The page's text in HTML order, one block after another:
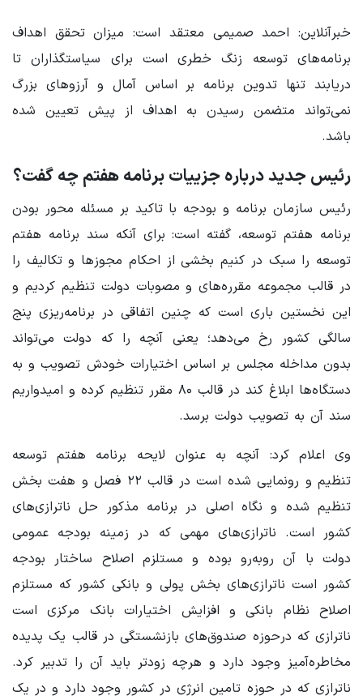
خبرآنلاین: احمد صمیمی معتقد است: میزان تحقق اهداف
برنامه‌های توسعه زنگ خطری است برای سیاستگذاران تا
دریابند تنها تدوین برنامه بر اساس آمال و آرزوهای بزرگ
نمی‌تواند متضمن رسیدن به اهداف از پیش تعیین شده
باشد.
رئیس جدید درباره جزییات برنامه هفتم چه گفت؟
رئیس سازمان برنامه و بودجه با تاکید بر مسئله محور بودن
برنامه هفتم توسعه، گفته است: برای آنکه سند برنامه هفتم
توسعه را سبک در کنیم بخشی از احکام مجوزها و تکالیف را
در قالب مجموعه مقرره‌های و مصوبات دولت تنظیم کردیم و
این نخستین باری است که چنین اتفاقی در برنامه‌ریزی پنج
سالگی کشور رخ می‌دهد؛ یعنی آنچه را که دولت می‌تواند
بدون مداخله مجلس بر اساس اختیارات خودش تصویب و به
دستگاه‌ها ابلاغ کند در قالب ۸۰ مقرر تنظیم کرده و امیدواریم
سند آن به تصویب دولت برسد.
وی اعلام کرد: آنچه به عنوان لایحه برنامه هفتم توسعه
تنظیم و رونمایی شده است در قالب ۲۲ فصل و هفت بخش
تنظیم شده و نگاه اصلی در برنامه مذکور حل ناترازی‌های
کشور است. ناترازی‌های مهمی که در زمینه بودجه عمومی
دولت با آن روبه‌رو بوده و مستلزم اصلاح ساختار بودجه
کشور است ناترازی‌های بخش پولی و بانکی کشور که مستلزم
اصلاح نظام بانکی و افزایش اختیارات بانک مرکزی است
ناترازی که درحوزه صندوق‌های بازنشستگی در قالب یک پدیده
مخاطره‌آمیز وجود دارد و هرچه زودتر باید آن را تدبیر کرد.
ناترازی که در حوزه تامین انرژی در کشور وجود دارد و در یک